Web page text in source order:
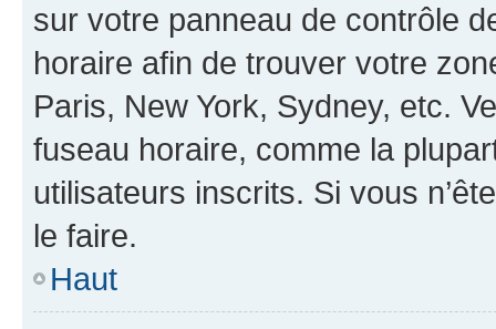
sur votre panneau de contrôle
horaire afin de trouver votre
Paris, New York, Sydney, etc.
fuseau horaire, comme la
utilisateurs inscrits. Si vous
le faire.
Haut